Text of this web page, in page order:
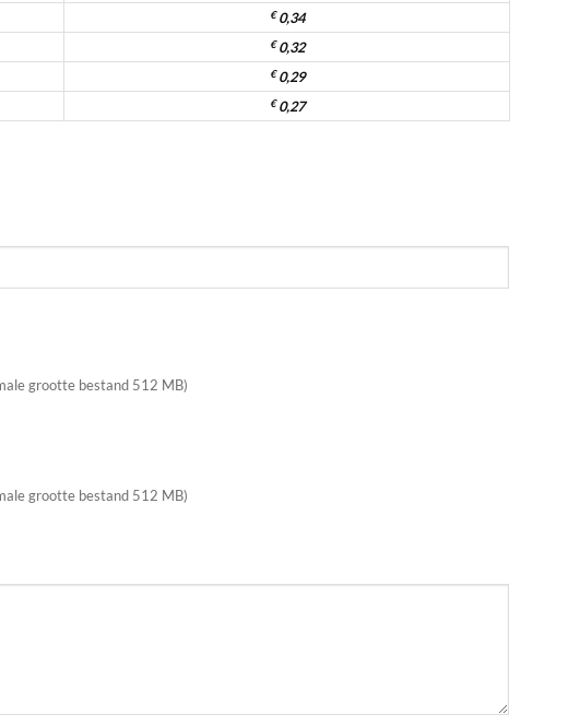
€0,34
€0,32
€0,29
€0,27
grootte bestand 512 MB)
grootte bestand 512 MB)